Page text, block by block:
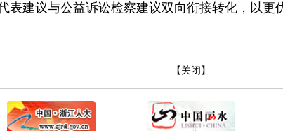
表建议与公益诉讼检察建议双向衔接转化，以
【关闭】